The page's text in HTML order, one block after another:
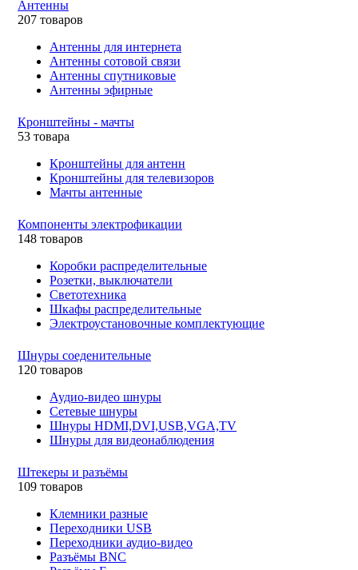
Антенны
207 товаров
Антенны для интернета
Антенны сотовой связи
Антенны спутниковые
Антенны эфирные
Кронштейны - мачты
53 товара
Кронштейны для антенн
Кронштейны для телевизоров
Мачты антенные
Компоненты электрофикации
148 товаров
Коробки распределительные
Розетки, выключатели
Светотехника
Шкафы распределительные
Электроустановочные комплектующие
Шнуры соеденительные
120 товаров
Аудио-видео шнуры
Сетевые шнуры
Шнуры HDMI,DVI,USB,VGA,TV
Шнуры для видеонаблюдения
Штекеры и разъёмы
109 товаров
Клемники разные
Переходники USB
Переходники аудио-видео
Разъёмы BNC